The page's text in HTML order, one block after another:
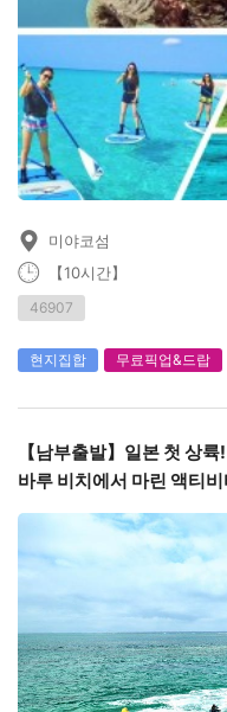
미야코섬
【10시간】
46907
현지집합 무료픽업&드랍
【남부출발】일본 첫 상
바루 비치에서 마린 액티